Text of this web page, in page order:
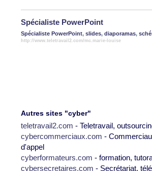
Spécialiste PowerPoint
Spécialiste PowerPoint, slides, diaporamas,
http://www.teletravail2.com/mc.marie-louise
Autres sites "cyber"
teletravail2.com - Teletravail,
cybercommerciaux.com -
d'appel
cyberformateurs.com - formation,
cybersecretaires.com - Secrétariat,